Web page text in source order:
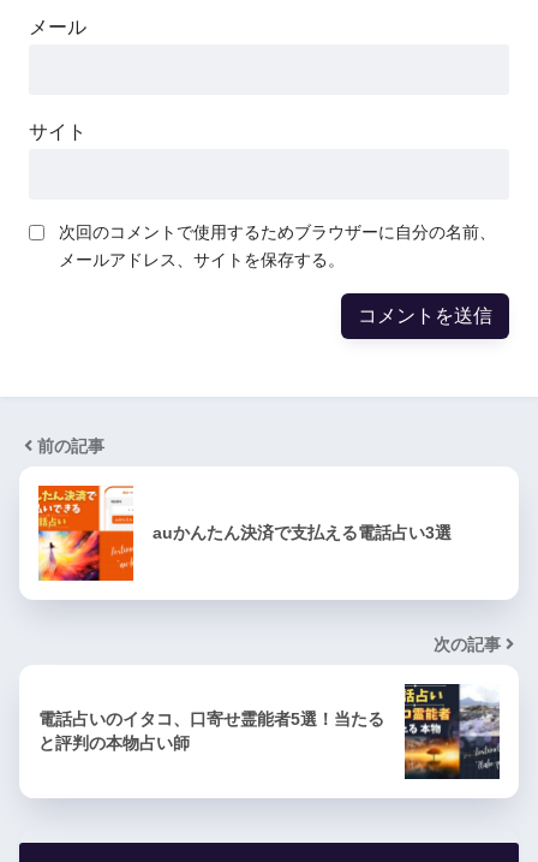
メール
サイト
次回のコメントで使用するためブラウザーに自分の名前、
メールアドレス、サイトを保存する。
前の記事
auかんたん決済で支払える電話占い3選
次の記事
電話占いのイタコ、口寄せ霊能者5選！当たる
と評判の本物占い師